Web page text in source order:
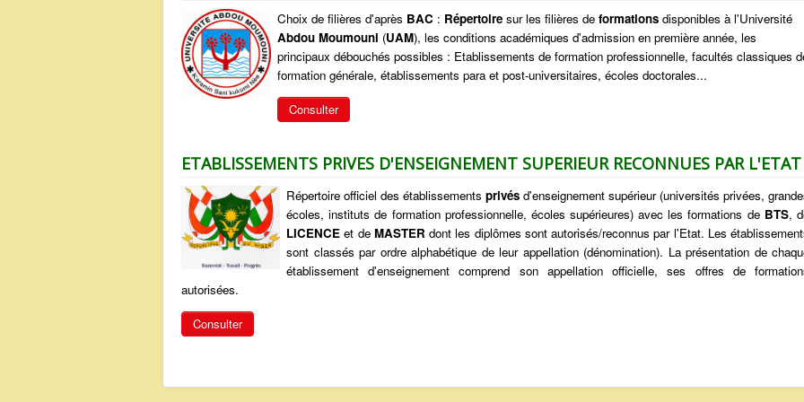
Choix de filières d'après BAC : Répertoire sur les filières de formations disponibles à l'Université
Abdou Moumouni (UAM), les conditions académiques d'admission en première année, les
principaux débouchés possibles : Etablissements de formation professionnelle, facultés classiques
formation générale, établissements para et post-universitaires, écoles doctorales...
Consulter
ETABLISSEMENTS PRIVES D'ENSEIGNEMENT SUPERIEUR RECONNUES PAR L'ETAT
Répertoire officiel des établissements privés d'enseignement supérieur (universités privées,
écoles, instituts de formation professionnelle, écoles supérieures) avec les formations de BTS,
LICENCE et de MASTER dont les diplômes sont autorisés/reconnus par l'Etat. Les
sont classés par ordre alphabétique de leur appellation (dénomination). La présentation de
établissement d'enseignement comprend son appellation officielle, ses offres de
autorisées.
Consulter